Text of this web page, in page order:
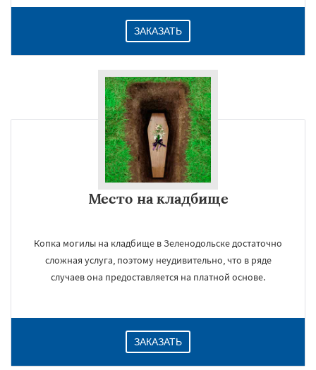
ЗАКАЗАТЬ
Место на кладбище
Копка могилы на кладбище в Зеленодольске достаточно
сложная услуга, поэтому неудивительно, что в ряде
случаев она предоставляется на платной основе.
ЗАКАЗАТЬ